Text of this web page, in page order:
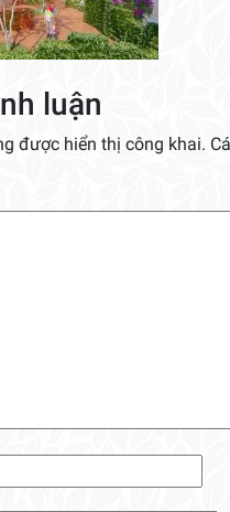
luận
được hiển thị công khai.